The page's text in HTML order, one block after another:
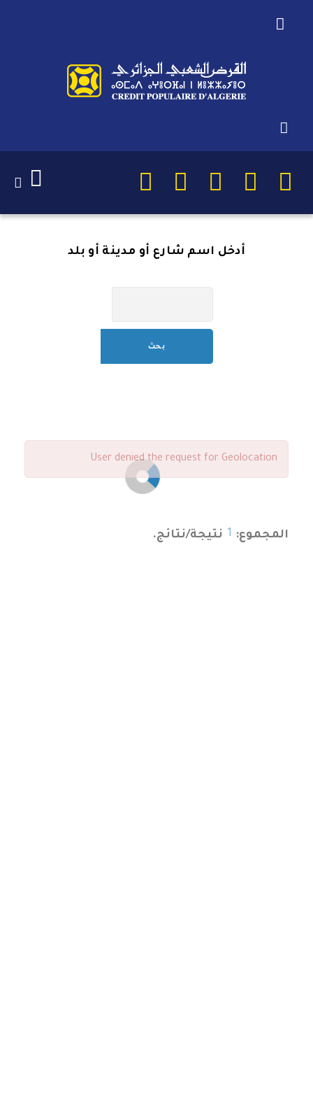
اختر لغتك
أنت هنا:
أدخل اسم شارع أو مدينة أو بلد
بحث
User denied the request for Geolocation
المجموع: 1 نتيجة/نتائج.